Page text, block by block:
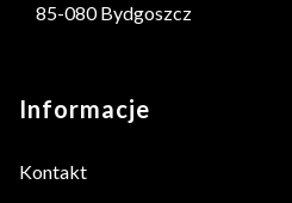
85-080 Bydgoszcz
Linki w stopce
Informacje
Kontakt